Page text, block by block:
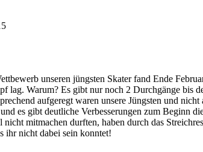
unseren jüngsten Skater fand Ende
lag. Warum? Es gibt nur noch 2 Durchgänge bis
aufgeregt waren unsere Jüngsten und
es gibt deutliche Verbesserungen zum Beginn
mitmachen durften, haben durch das
ihr nicht dabei sein konntet!